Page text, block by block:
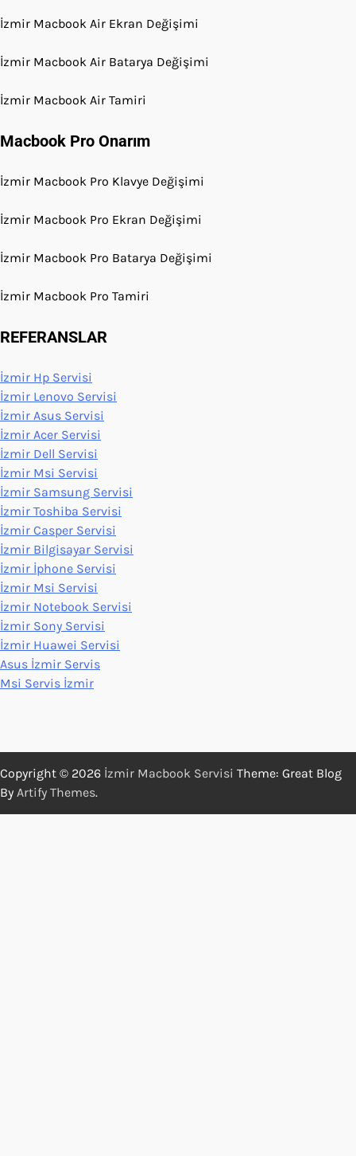
İzmir Macbook Air Ekran Değişimi
İzmir Macbook Air Batarya Değişimi
İzmir Macbook Air Tamiri
Macbook Pro Onarım
İzmir Macbook Pro Klavye Değişimi
İzmir Macbook Pro Ekran Değişimi
İzmir Macbook Pro Batarya Değişimi
İzmir Macbook Pro Tamiri
REFERANSLAR
İzmir Hp Servisi
İzmir Lenovo Servisi
İzmir Asus Servisi
İzmir Acer Servisi
İzmir Dell Servisi
İzmir Msi Servisi
İzmir Samsung Servisi
İzmir Toshiba Servisi
İzmir Casper Servisi
İzmir Bilgisayar Servisi
İzmir İphone Servisi
İzmir Msi Servisi
İzmir Notebook Servisi
İzmir Sony Servisi
İzmir Huawei Servisi
Asus İzmir Servis
Msi Servis İzmir
Copyright © 2026 İzmir Macbook Servisi Theme: Great Blog
By Artify Themes.